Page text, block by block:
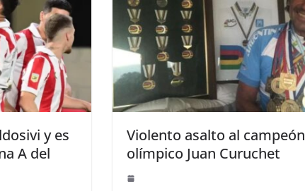
y es
A del
Violento asalto al campeón
olímpico Juan Curuchet